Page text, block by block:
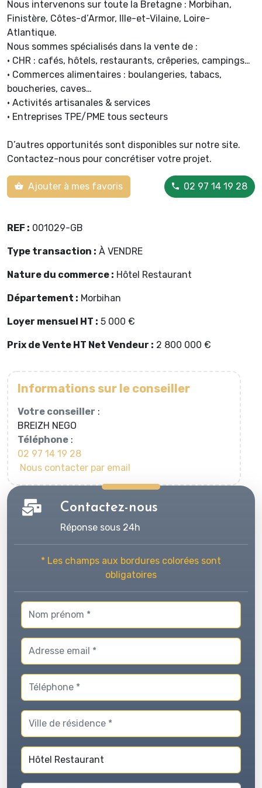
Nous intervenons sur toute la Bretagne : Morbihan,
Finistère, Côtes-d’Armor, Ille-et-Vilaine, Loire-
Atlantique.
Nous sommes spécialisés dans la vente de :
• CHR : cafés, hôtels, restaurants, crêperies, campings…
• Commerces alimentaires : boulangeries, tabacs,
boucheries, caves…
• Activités artisanales & services
• Entreprises TPE/PME tous secteurs
D’autres opportunités sont disponibles sur notre site.
Contactez-nous pour concrétiser votre projet.
Ajouter à mes favoris 02 97 14 19 28
REF : 001029-GB
Type transaction : À VENDRE
Nature du commerce : Hôtel Restaurant
Département : Morbihan
Loyer mensuel HT : 5 000 €
Prix de Vente HT Net Vendeur : 2 800 000 €
Informations sur le conseiller
Votre conseiller :
BREIZH NEGO
Téléphone :
02 97 14 19 28
Nous contacter par email
Contactez-nous
Réponse sous 24h
* Les champs aux bordures colorées sont
obligatoires